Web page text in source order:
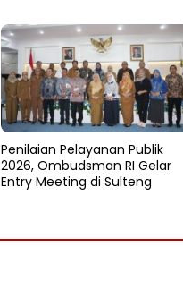
Penilaian Pelayanan Publik
2026, Ombudsman RI Gelar
Entry Meeting di Sulteng